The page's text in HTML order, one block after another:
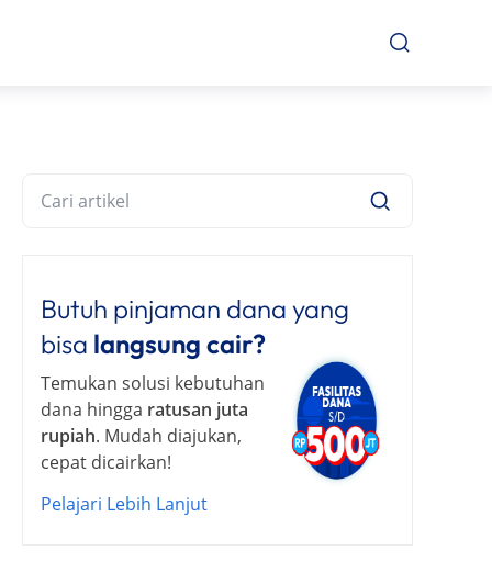
Butuh pinjaman dana yang
bisa langsung cair?
Temukan solusi kebutuhan
dana hingga ratusan juta
rupiah. Mudah diajukan,
cepat dicairkan!
Pelajari Lebih Lanjut